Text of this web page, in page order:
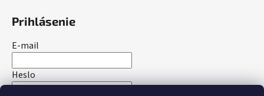
Prihlásenie
E-mail
Heslo